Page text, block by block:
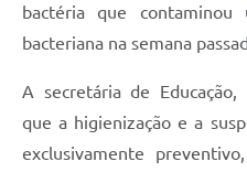
bactéria que
bacteriana na semana
A secretária de Educação,
que a higienização e a
exclusivamente